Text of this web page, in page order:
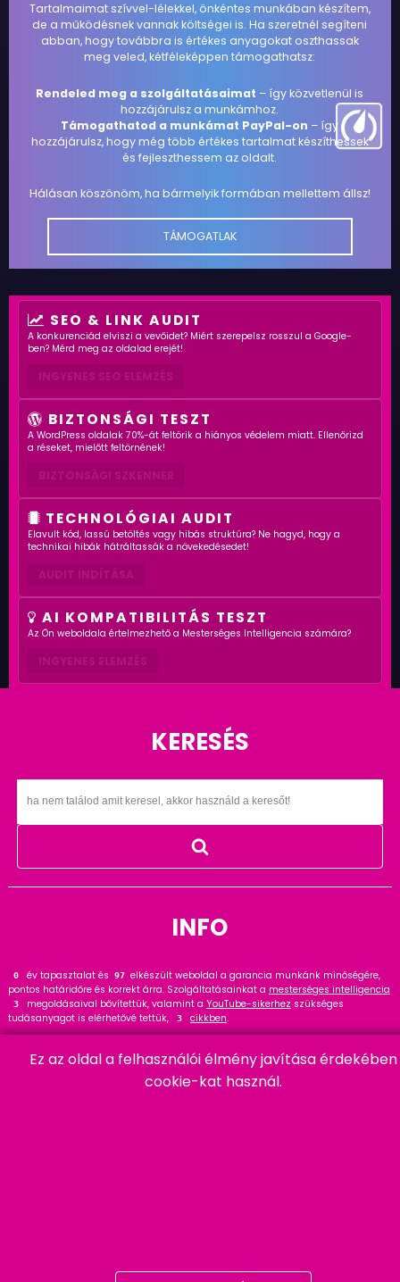
Tartalmaimat szívvel-lélekkel, önkéntes munkában készítem,
de a működésnek vannak költségei is. Ha szeretnél segíteni
abban, hogy továbbra is értékes anyagokat oszthassak
meg veled, kétféleképpen támogathatsz:
Rendeled meg a szolgáltatásaimat – így közvetlenül is
hozzájárulsz a munkámhoz.
Támogathatod a munkámat PayPal-on – így
hozzájárulsz, hogy még több értékes tartalmat készíthessek
és fejleszthessem az oldalt.
Hálásan köszönöm, ha bármelyik formában mellettem állsz!
TÁMOGATLAK
SEO & LINK AUDIT
A konkurenciád elviszi a vevőidet? Miért szerepelsz rosszul a Google-
ben? Mérd meg az oldalad erejét!
BIZTONSÁGI TESZT
A WordPress oldalak 70%-át feltörik a hiányos védelem miatt. Ellenőrizd
a réseket, mielőtt feltörnének!
TECHNOLÓGIAI AUDIT
Elavult kód, lassú betöltés vagy hibás struktúra? Ne hagyd, hogy a
technikai hibák hátráltassák a növekedésedet!
AI KOMPATIBILITÁS TESZT
Az Ön weboldala értelmezhető a Mesterséges Intelligencia számára?
KERESÉS
INFO
0 év tapasztalat és 119 elkészült weboldal a garancia munkánk minőségére,
pontos határidőre és korrekt árra. Szolgáltatásainkat a mesterséges intelligencia
3 megoldásaival bővítettük, valamint a YouTube-sikerhez szükséges
tudásanyagot is elérhetővé tettük,
3 cikkben.
szakértőként ajánlom a 22 cikket és bővítményt.
Ez az oldal a felhasználói élmény javítása érdekében
cookie-kat használ.